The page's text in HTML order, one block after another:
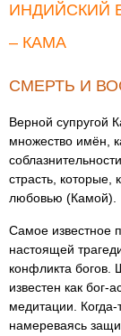
ИНДИЙСКИЙ
– КАМА
СМЕРТЬ И
Верной супругой
множество имён,
страсть,
любовью (Камой).
Самое известное
настоящей
конфликта богов.
известен как бог-
медитации. Когда-
намереваясь